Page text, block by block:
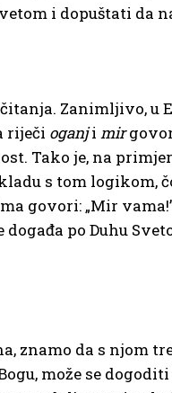
i dopuštati da
Zanimljivo, u
riječi oganji mir
Tako je, na
skladu s tom
govori: „Mir
događa po Duhu
znamo da s njom
može se